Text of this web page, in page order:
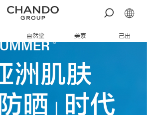
自然堂 美素 己出